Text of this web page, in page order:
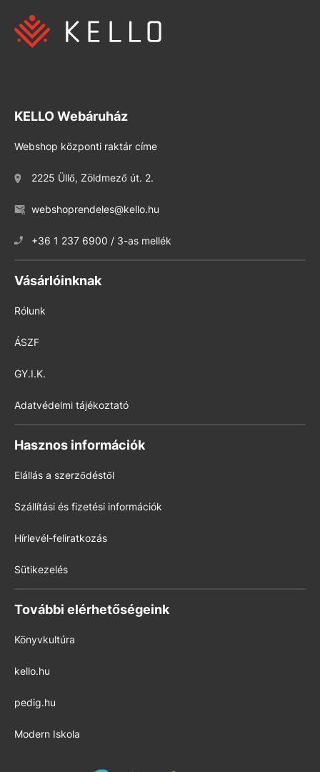
KELLO Webáruház
Webshop központi raktár címe
2225 Üllő, Zöldmező út. 2.
webshoprendeles@kello.hu
+36 1 237 6900 / 3-as mellék
Vásárlóinknak
Rólunk
ÁSZF
GY.I.K.
Adatvédelmi tájékoztató
Hasznos információk
Elállás a szerződéstől
Szállítási és fizetési információk
Hírlevél-feliratkozás
Sütikezelés
További elérhetőségeink
Könyvkultúra
kello.hu
pedig.hu
Modern Iskola